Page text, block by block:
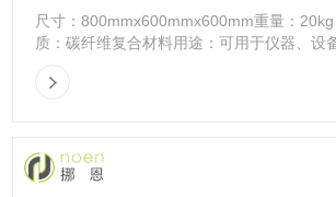
尺寸：800mmx600mmx600mm重量：
质：碳纤维复合材料用途：可用于仪器、设